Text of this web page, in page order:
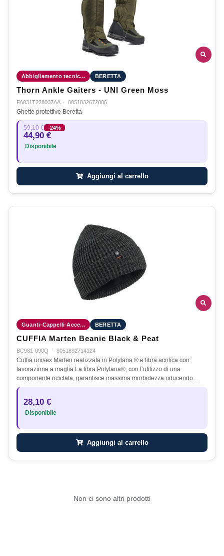
Abbigliamento tecnic... BERETTA
Thorn Ankle Gaiters - UNI Green Moss
FA031T228007AA · 8051832672806
Ghette protettive Beretta
59,10 € -24%
44,90 €
Disponibile
Aggiungi al carrello
Guanti-Cappelli-Acce... BERETTA
CUFFIA Marten Beanie Black & Peat
BC981-090Q · 8051832714124
Cuffia unisex Marten realizzata in Polylana ® e fibra acrilica con
lavorazione a maglia.La fibra Polylana®, con l’utilizzo di una
componente riciclata, garantisce massima morbidezza riducendo…
28,10 €
Disponibile
Aggiungi al carrello
Non ci sono altri prodotti